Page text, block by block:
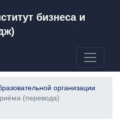
бизнеса и
организации
(перевода)